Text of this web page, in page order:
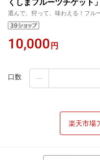
くしまフルーツチケット」
選んで、狩って、味わえる！フル
10,000 円
口数
楽天市場